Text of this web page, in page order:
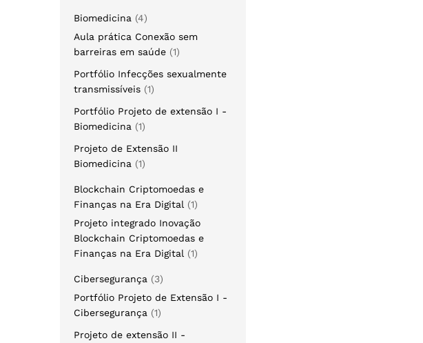
Biomedicina
4
Aula prática Conexão sem
barreiras em saúde
1
Portfólio Infecções sexualmente
transmissíveis
1
Portfólio Projeto de extensão I -
Biomedicina
1
Projeto de Extensão II
Biomedicina
1
Blockchain Criptomoedas e
Finanças na Era Digital
1
Projeto integrado Inovação
Blockchain Criptomoedas e
Finanças na Era Digital
1
Cibersegurança
3
Portfólio Projeto de Extensão I -
Cibersegurança
1
Projeto de extensão II -